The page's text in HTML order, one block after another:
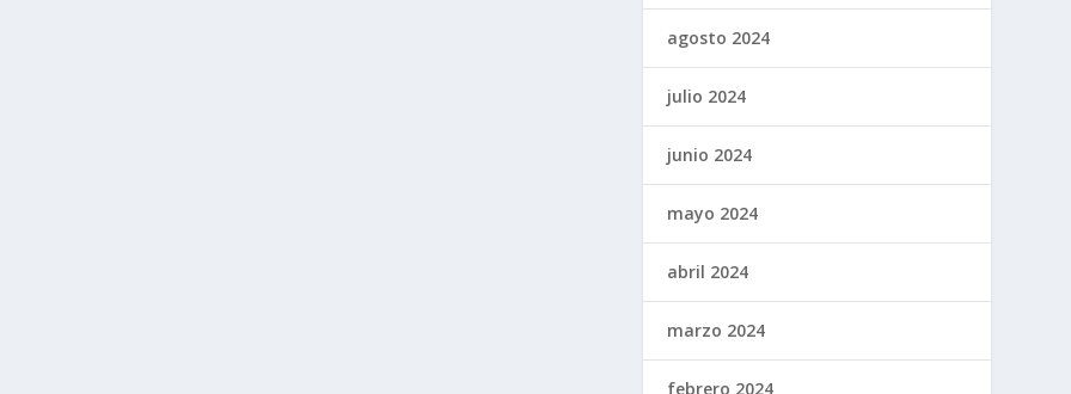
agosto 2024
julio 2024
junio 2024
mayo 2024
abril 2024
marzo 2024
febrero 2024